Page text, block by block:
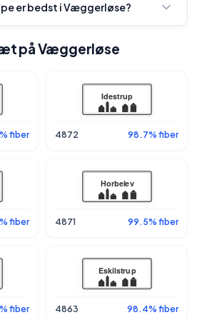
er bedst i Væggerløse?
på Væggerløse
fiber 4872 98.7% fiber
fiber 4871 99.5% fiber
fiber 4863 98.4% fiber